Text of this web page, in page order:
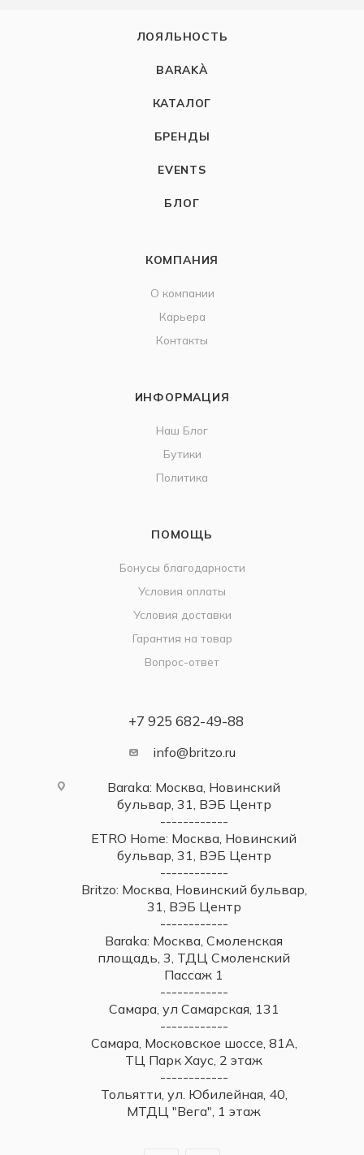
ЛОЯЛЬНОСТЬ
BARAKÀ
КАТАЛОГ
БРЕНДЫ
EVENTS
БЛОГ
КОМПАНИЯ
О компании
Карьера
Контакты
ИНФОРМАЦИЯ
Наш Блог
Бутики
Политика
ПОМОЩЬ
Бонусы благодарности
Условия оплаты
Условия доставки
Гарантия на товар
Вопрос-ответ
+7 925 682-49-88
info@britzo.ru
Baraka: Москва, Новинский
бульвар, 31, ВЭБ Центр
------------
ETRO Home: Москва, Новинский
бульвар, 31, ВЭБ Центр
------------
Britzo: Москва, Новинский бульвар,
31, ВЭБ Центр
------------
Baraka: Москва, Смоленская
площадь, 3, ТДЦ Смоленский
Пассаж 1
------------
Самара, ул Самарская, 131
------------
Самара, Московское шоссе, 81А,
ТЦ Парк Хаус, 2 этаж
------------
Тольятти, ул. Юбилейная, 40,
МТДЦ "Вега", 1 этаж